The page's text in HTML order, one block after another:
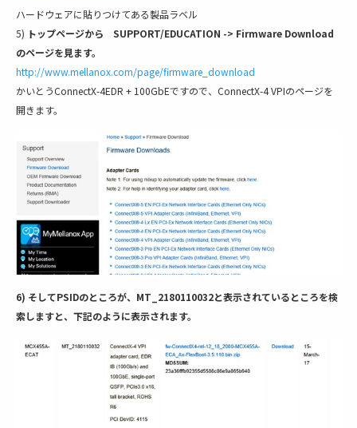
ハードウェアに貼りつけてある製品ラベル
5) トップページから SUPPORT/EDUCATION -> Firmware Download
のページを見ます。
http://www.mellanox.com/page/firmware_download
かいとうConnectX-4EDR + 100GbEですので、ConnectX-4 VPIのページを
開きます。
6) そしてPSIDのところが、MT_2180110032と表示されているところを検
索しますと、下記のように表示されます。